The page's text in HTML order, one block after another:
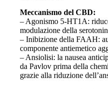
Meccanismo del CBD:
– Agonismo 5-HT1A:
modulazione della
– Inibizione della FAAH:
componente antiemetico
– Ansiolisi: la nausea
da Pavlov prima della
grazie alla riduzione